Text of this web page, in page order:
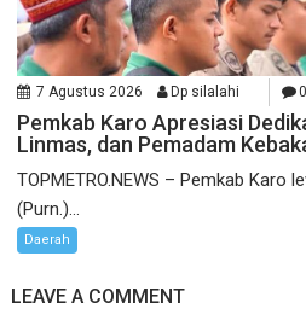
7 Agustus 2026 Dp silalahi 0
Pemkab Karo Apresiasi
Linmas, dan Pemadam
TOPMETRO.NEWS – Pemkab Karo
(Purn.)...
Daerah
LEAVE A COMMENT